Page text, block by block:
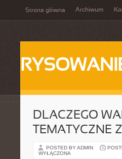
Strona główna Archiwum
DLACZEGO
TEMATYCZNE
POSTED BY ADMIN
WYŁĄCZONA